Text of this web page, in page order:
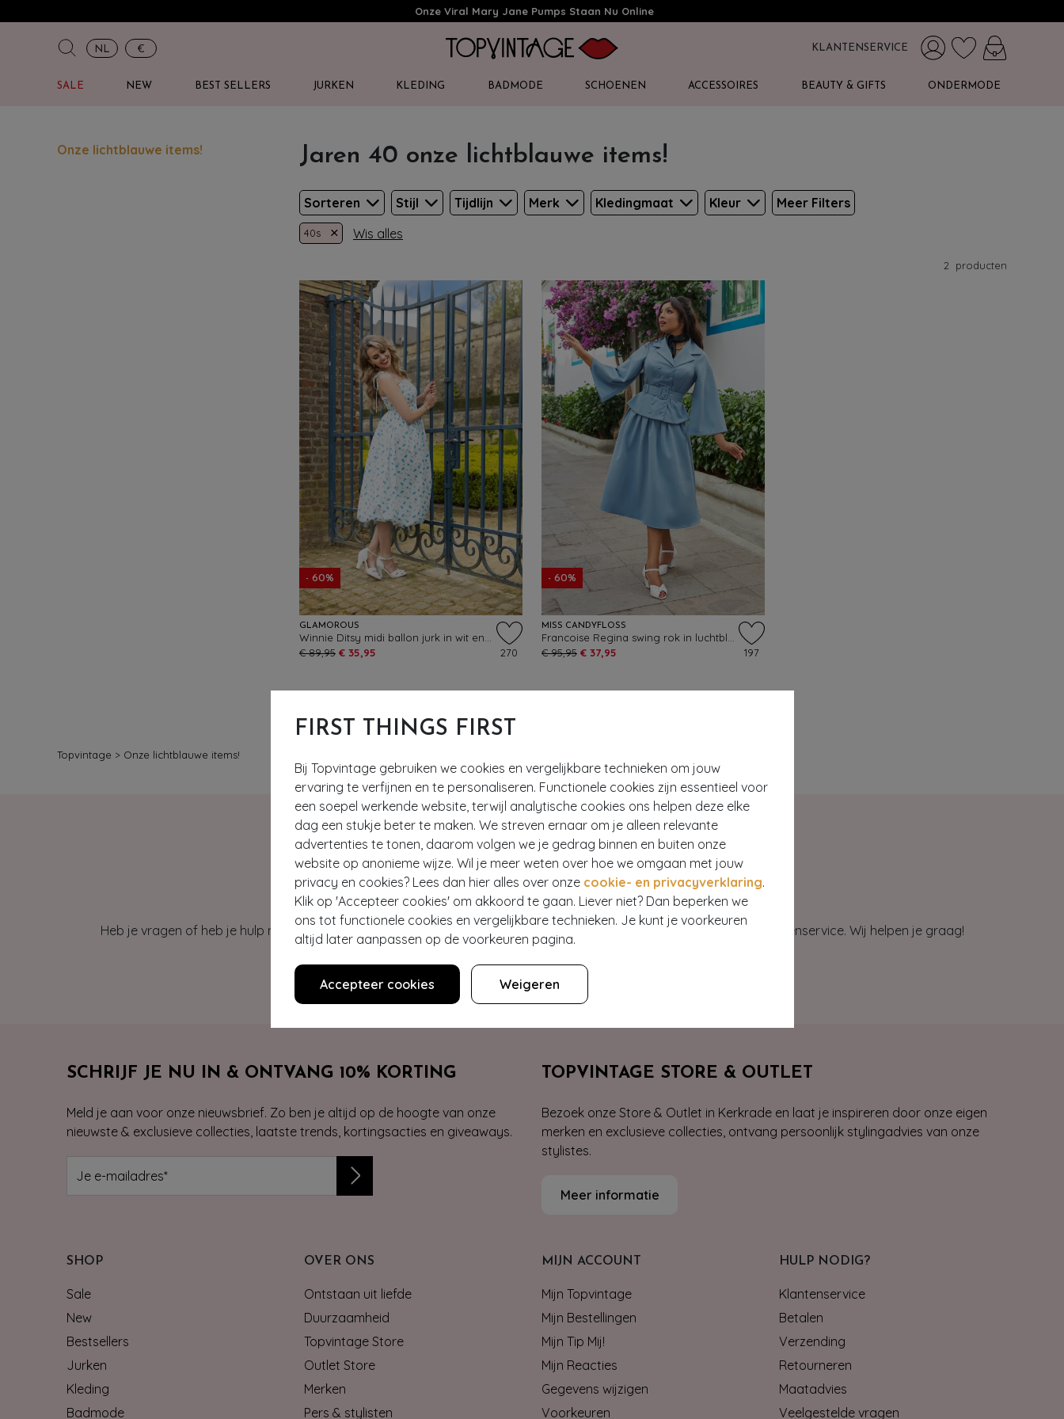
FIRST THINGS FIRST
Bij Topvintage gebruiken we cookies en vergelijkbare technieken om jouw
ervaring te verfijnen en te personaliseren. Functionele cookies zijn essentieel voor
een soepel werkende website, terwijl analytische cookies ons helpen deze elke
dag een stukje beter te maken. We streven ernaar om je alleen relevante
advertenties te tonen, daarom volgen we je gedrag binnen en buiten onze
website op anonieme wijze. Wil je meer weten over hoe we omgaan met jouw
privacy en cookies? Lees dan hier alles over onze cookie- en privacyverklaring.
Klik op 'Accepteer cookies' om akkoord te gaan. Liever niet? Dan beperken we
ons tot functionele cookies en vergelijkbare technieken. Je kunt je voorkeuren
altijd later aanpassen op de voorkeuren pagina.
Accepteer cookies Weigeren
Onze Viral Mary Jane Pumps Staan Nu Online
NL € KLANTENSERVICE
SALE NEW BEST SELLERS JURKEN KLEDING BADMODE SCHOENEN ACCESSOIRES BEAUTY & GIFTS ONDERMODE
Onze lichtblauwe items! Jaren 40 onze lichtblauwe items!
Sorteren Stijl Tijdlijn Merk Kledingmaat Kleur Meer Filters
40s × Wis alles
2 producten
- 60%
GLAMOROUS
€ 89,95 € 35,95 270
- 60%
MISS CANDYFLOSS
€ 95,95 € 37,95 197
Topvintage > Onze lichtblauwe items!
Hey gorgeous
Heb je vragen of heb je hulp nodig bij je bestelling? Lees onze veelgestelde vragen of neem contact op met onze klantenservice. Wij helpen je graag!
SCHRIJF JE NU IN & ONTVANG 10% KORTING
Meld je aan voor onze nieuwsbrief. Zo ben je altijd op de hoogte van onze
nieuwste & exclusieve collecties, laatste trends, kortingsacties en giveaways.
TOPVINTAGE STORE & OUTLET
Bezoek onze Store & Outlet in Kerkrade en laat je inspireren door onze eigen
merken en exclusieve collecties, ontvang persoonlijk stylingadvies van onze
stylistes.
Meer informatie
SHOP
Sale
New
Bestsellers
Jurken
Kleding
Badmode
OVER ONS
Ontstaan uit liefde
Duurzaamheid
Topvintage Store
Outlet Store
Merken
Pers & stylisten
MIJN ACCOUNT
Mijn Topvintage
Mijn Bestellingen
Mijn Tip Mij!
Mijn Reacties
Gegevens wijzigen
Voorkeuren
HULP NODIG?
Klantenservice
Betalen
Verzending
Retourneren
Maatadvies
Veelgestelde vragen